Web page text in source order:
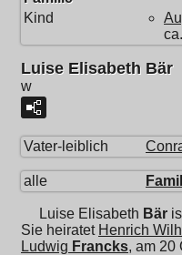
Kind
Luise Elisabeth Bär
w
Vater-leiblich
alle
Luise Elisabeth Bär
Sie heiratet Henrich
Ludwig Francks, am 20